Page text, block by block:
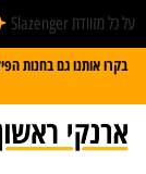
על כל מזוודת Slazenger